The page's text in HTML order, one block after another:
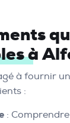
à
à fournir
:
: